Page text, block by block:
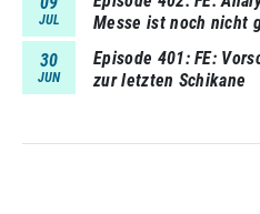
JUL
Messe ist noch nicht
30
JUN
Episode 401 FE:
zur letzten Schikane